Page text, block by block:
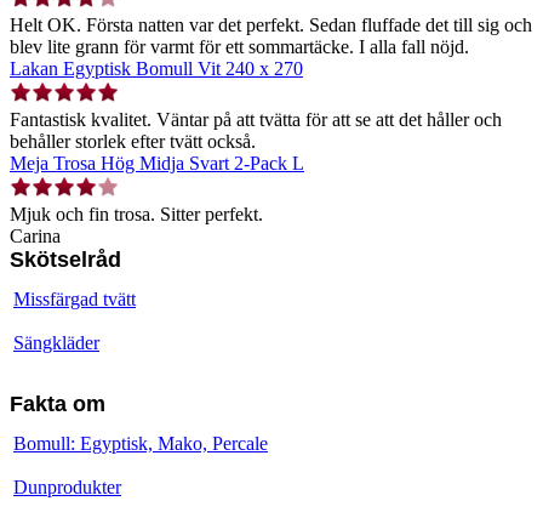
Helt OK. Första natten var det perfekt. Sedan fluffade det till sig och
blev lite grann för varmt för ett sommartäcke. I alla fall nöjd.
Lakan Egyptisk Bomull Vit 240 x 270
Fantastisk kvalitet. Väntar på att tvätta för att se att det håller och
behåller storlek efter tvätt också.
Meja Trosa Hög Midja Svart 2-Pack L
Mjuk och fin trosa. Sitter perfekt.
Carina
Skötselråd
Missfärgad tvätt
Sängkläder
Fakta om
Bomull: Egyptisk, Mako, Percale
Dunprodukter